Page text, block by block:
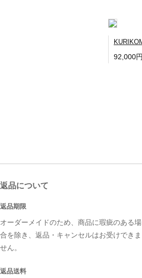
返品について
返品期限
オーダーメイドのため、商品に瑕疵のある場
合を除き、返品・キャンセルはお受けできま
せん。
返品送料